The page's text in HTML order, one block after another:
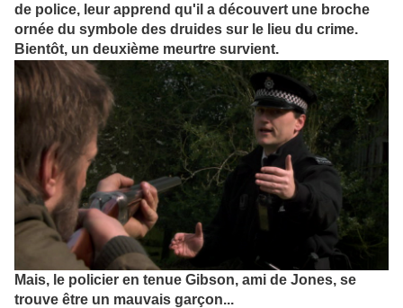
de police, leur apprend qu'il a découvert une broche
ornée du symbole des druides sur le lieu du crime.
Bientôt, un deuxième meurtre survient.
Mais, le policier en tenue Gibson, ami de Jones, se
trouve être un mauvais garçon...